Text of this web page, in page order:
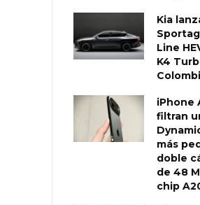
Kia
Line
K4
iPhone
filtran
más
doble
de 48
chip